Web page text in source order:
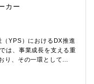
カー
YPS）におけるDX推進
は、事業成長を支える重
り、その一環として
、現場での活用促進や